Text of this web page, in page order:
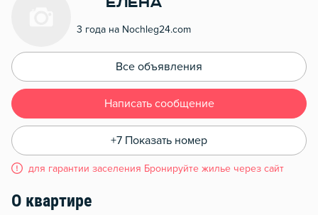
3 года на Nochleg24.com
Все объявления
Написать сообщение
+7 Показать номер
для гарантии заселения Бронируйте жилье через сайт
О квартире